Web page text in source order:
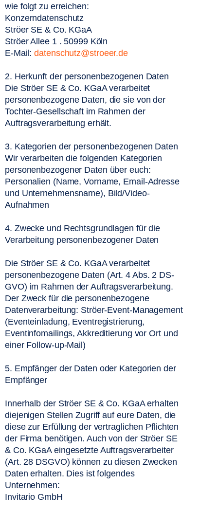
wie folgt zu erreichen:
Konzerndatenschutz
Ströer SE & Co. KGaA
Ströer Allee 1 . 50999 Köln
E-Mail: datenschutz@stroeer.de
2. Herkunft der personenbezogenen Daten
Die Ströer SE & Co. KGaA verarbeitet
personenbezogene Daten, die sie von der
Tochter-Gesellschaft im Rahmen der
Auftragsverarbeitung erhält.
3. Kategorien der personenbezogenen Daten
Wir verarbeiten die folgenden Kategorien
personenbezogener Daten über euch:
Personalien (Name, Vorname, Email-Adresse
und Unternehmensname), Bild/Video-
Aufnahmen
4. Zwecke und Rechtsgrundlagen für die
Verarbeitung personenbezogener Daten
Die Ströer SE & Co. KGaA verarbeitet
personenbezogene Daten (Art. 4 Abs. 2 DS-
GVO) im Rahmen der Auftragsverarbeitung.
Der Zweck für die personenbezogene
Datenverarbeitung: Ströer-Event-Management
(Eventeinladung, Eventregistrierung,
Eventinfomailings, Akkreditierung vor Ort und
einer Follow-up-Mail)
5. Empfänger der Daten oder Kategorien der
Empfänger
Innerhalb der Ströer SE & Co. KGaA erhalten
diejenigen Stellen Zugriff auf eure Daten, die
diese zur Erfüllung der vertraglichen Pflichten
der Firma benötigen. Auch von der Ströer SE
& Co. KGaA eingesetzte Auftragsverarbeiter
(Art. 28 DSGVO) können zu diesen Zwecken
Daten erhalten. Dies ist folgendes
Unternehmen:
Invitario GmbH